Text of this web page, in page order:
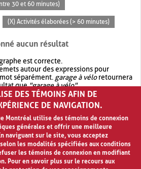
30 et 60 minutes)
(X) Activités élaborées (> 60 minutes)
aucun résultat
est correcte.
autour des expressions pour
séparément. garage à véloretournera
que"garage à vélo".
recherche avec OR.garage OR vélo
de résultat quegarage à vélo
DES TÉMOINS AFIN DE
DE NAVIGATION.
Montréal utilise des témoins de connexion
générales et offrir une meilleure
naviguant sur le site, vous acceptez
les modalités spécifiées aux conditions
les témoins de connexion en modifiant
Pour en savoir plus sur le recours aux